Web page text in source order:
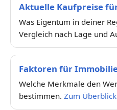
Aktuelle Kaufpreise
Was Eigentum in deiner
Vergleich nach Lage und
Faktoren für
Welche Merkmale den
bestimmen. Zum Überblick